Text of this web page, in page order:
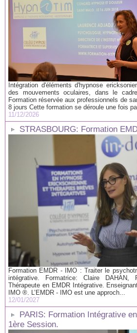
Intégration d'éléments d'hypnose
des mouvements oculaires, dans le
Formation réservée aux professionnels de
8 jours Cette formation se déroule une fois
11/12/2026
STRASBOURG: Formation
Formation EMDR - IMO : Traiter le
intégrative. Formatrice: Claire DAHAN,
Thérapeute en EMDR Intégrative.
IMO ®. L’EMDR - IMO est une approch...
12/01/2027
PARIS: Formation Intégrative
1ère Session.